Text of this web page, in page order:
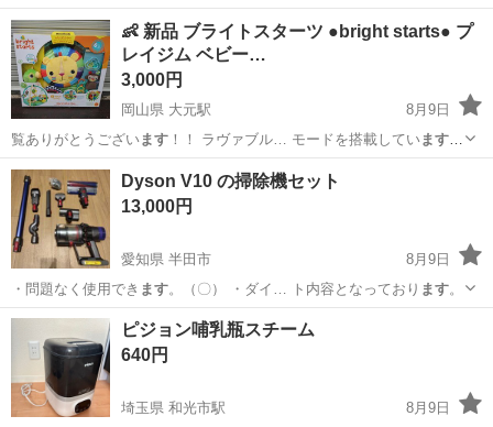
ASSIST:03-5817-4907 「今すぐまとまったお金が必要」 「どうせ働く
なら人間関係のしがらみがない綺麗な営業所が良い」 そんな貴方にぴ
ったりの環境です...
アルバイト・パート
👶 新品 ブライトスターツ ●bright starts● プ
レイジム ベビー…
3,000円
岡山県 大元駅
8月9日
覧ありがとうございます ！！ ラヴァブル… モードを搭載しています♪
taggie… グが沢山ついております♪ ジムリンクで… ゃをつなげて楽し
めます ♪ ○セット… がある場合がございますが、中身には影響あ…
岡山 岡山市 子供用品 プレイジム
Dyson V10 の掃除機セット
13,000円
愛知県 半田市
8月9日
・問題なく使用でき ます。（〇） ・ダイ… ト内容となっており ます。
愛知 半田市 生活家電
ピジョン哺乳瓶スチーム
640円
埼玉県 和光市駅
8月9日